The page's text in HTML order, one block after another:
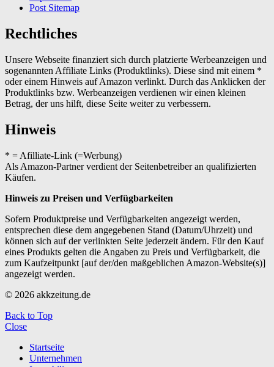
Post Sitemap
Rechtliches
Unsere Webseite finanziert sich durch platzierte Werbeanzeigen und
sogenannten Affiliate Links (Produktlinks). Diese sind mit einem *
oder einem Hinweis auf Amazon verlinkt. Durch das Anklicken der
Produktlinks bzw. Werbeanzeigen verdienen wir einen kleinen
Betrag, der uns hilft, diese Seite weiter zu verbessern.
Hinweis
* = Afilliate-Link (=Werbung)
Als Amazon-Partner verdient der Seitenbetreiber an qualifizierten
Käufen.
Hinweis zu Preisen und Verfügbarkeiten
Sofern Produktpreise und Verfügbarkeiten angezeigt werden,
entsprechen diese dem angegebenen Stand (Datum/Uhrzeit) und
können sich auf der verlinkten Seite jederzeit ändern. Für den Kauf
eines Produkts gelten die Angaben zu Preis und Verfügbarkeit, die
zum Kaufzeitpunkt [auf der/den maßgeblichen Amazon-Website(s)]
angezeigt werden.
© 2026 akkzeitung.de
Back to Top
Close
Startseite
Unternehmen